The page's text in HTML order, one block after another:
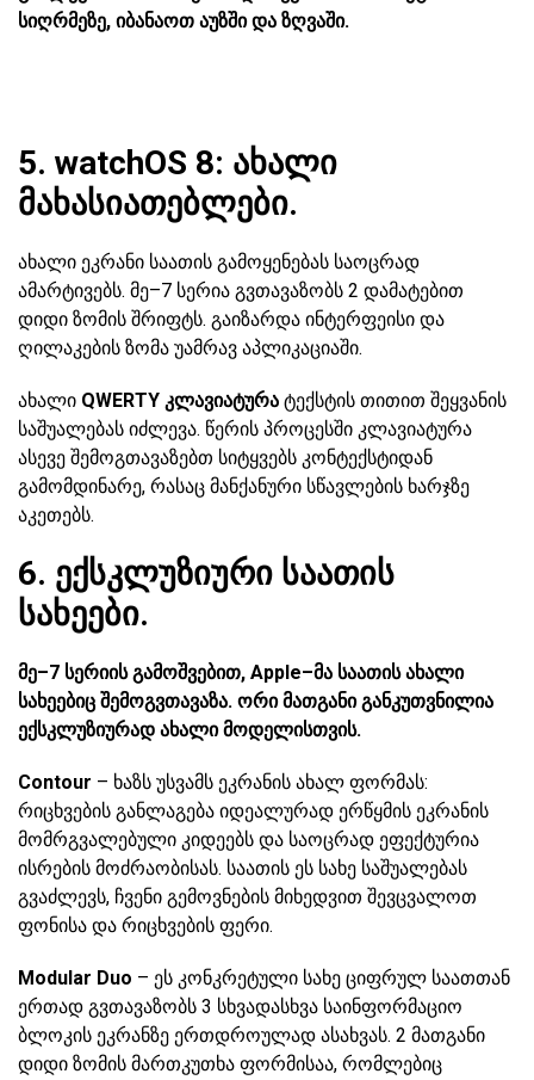
სიღრმეზე, იბანაოთ აუზში და ზღვაში.
5. watchOS 8: ახალი
მახასიათებლები.
ახალი ეკრანი საათის გამოყენებას საოცრად
ამარტივებს. მე–7 სერია გვთავაზობს 2 დამატებით
დიდი ზომის შრიფტს. გაიზარდა ინტერფეისი და
ღილაკების ზომა უამრავ აპლიკაციაში.
ახალი QWERTY კლავიატურა ტექსტის თითით შეყვანის
საშუალებას იძლევა. წერის პროცესში კლავიატურა
ასევე შემოგთავაზებთ სიტყვებს კონტექსტიდან
გამომდინარე, რასაც მანქანური სწავლების ხარჯზე
აკეთებს.
6. ექსკლუზიური საათის
სახეები.
მე–7 სერიის გამოშვებით, Apple–მა საათის ახალი
სახეებიც შემოგვთავაზა. ორი მათგანი განკუთვნილია
ექსკლუზიურად ახალი მოდელისთვის.
Contour – ხაზს უსვამს ეკრანის ახალ ფორმას:
რიცხვების განლაგება იდეალურად ერწყმის ეკრანის
მომრგვალებული კიდეებს და საოცრად ეფექტურია
ისრების მოძრაობისას. საათის ეს სახე საშუალებას
გვაძლევს, ჩვენი გემოვნების მიხედვით შევცვალოთ
ფონისა და რიცხვების ფერი.
Modular Duo – ეს კონკრეტული სახე ციფრულ საათთან
ერთად გვთავაზობს 3 სხვადასხვა საინფორმაციო
ბლოკის ეკრანზე ერთდროულად ასახვას. 2 მათგანი
დიდი ზომის მართკუთხა ფორმისაა, რომლებიც